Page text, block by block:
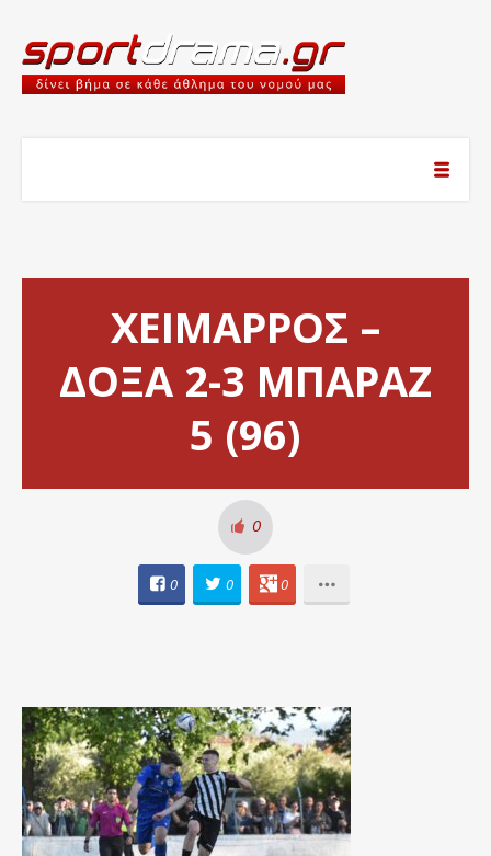
ΧΕΙΜΑΡΡΟΣ –
ΔΟΞΑ 2-3 ΜΠΑΡΑΖ
5 (96)
0
0 0 0